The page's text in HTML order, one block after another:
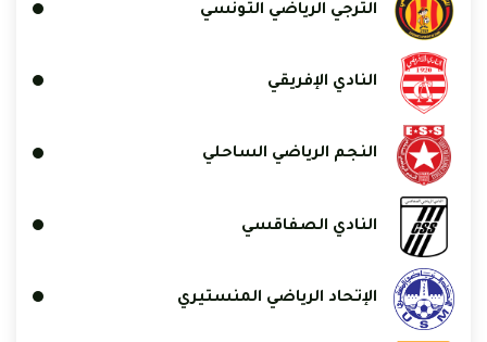
الترجي الرياضي التونسي
النادي الإفريقي
النجم الرياضي الساحلي
النادي الصفاقسي
الإتحاد الرياضي المنستيري